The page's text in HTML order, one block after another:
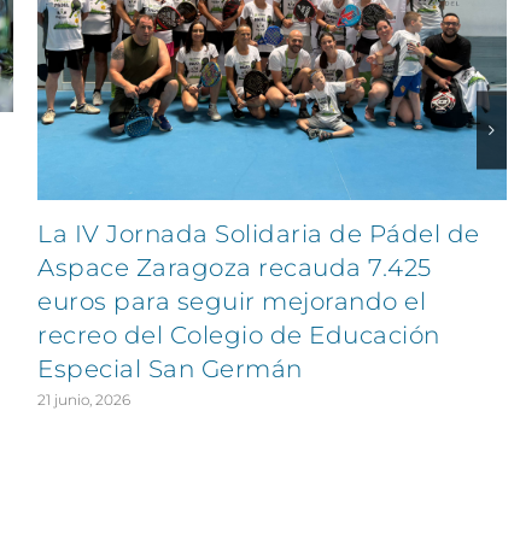
La IV Jornada Solidaria de Pádel de
Aspace Zaragoza recauda 7.425
euros para seguir mejorando el
recreo del Colegio de Educación
Especial San Germán
21 junio, 2026